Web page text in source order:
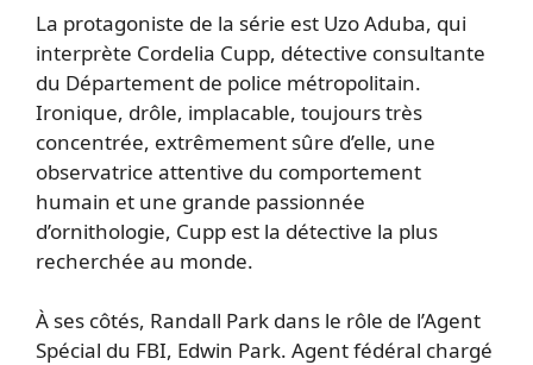
La protagoniste de la série est Uzo Aduba, qui
interprète Cordelia Cupp, détective consultante
du Département de police métropolitain.
Ironique, drôle, implacable, toujours très
concentrée, extrêmement sûre d’elle, une
observatrice attentive du comportement
humain et une grande passionnée
d’ornithologie, Cupp est la détective la plus
recherchée au monde.
À ses côtés, Randall Park dans le rôle de l’Agent
Spécial du FBI, Edwin Park. Agent fédéral chargé